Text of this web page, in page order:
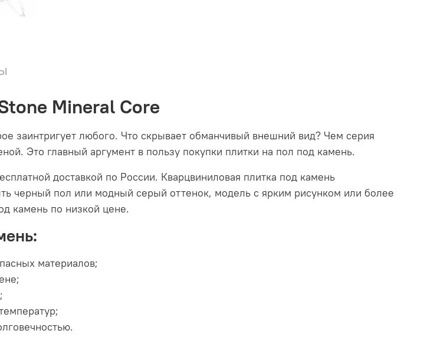
Mineral Core
заинтригует любого. Что скрывает обманчивый внешний вид? Чем серия
Это главный аргумент в пользу покупки плитки на пол под камень.
доставкой по России. Кварцвиниловая плитка под камень
черный пол или модный серый оттенок, модель с ярким рисунком или более
камень по низкой цене.
материалов;